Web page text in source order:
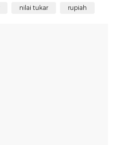
nilai tukar rupiah